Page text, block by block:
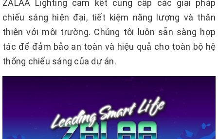
ZALAA Lighting cam kết cung cấp các giải pháp
chiếu sáng hiện đại, tiết kiệm năng lượng và thân
thiện với môi trường. Chúng tôi luôn sẵn sàng hợp
tác để đảm bảo an toàn và hiệu quả cho toàn bộ hệ
thống chiếu sáng của dự án.